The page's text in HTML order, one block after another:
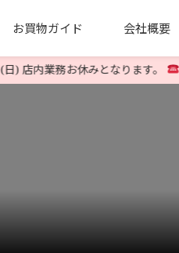
お買物ガイド 会社概要
ヤナセ他 中古除雪機
内業務お休みとなります。